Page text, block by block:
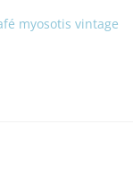
myosotis vintage